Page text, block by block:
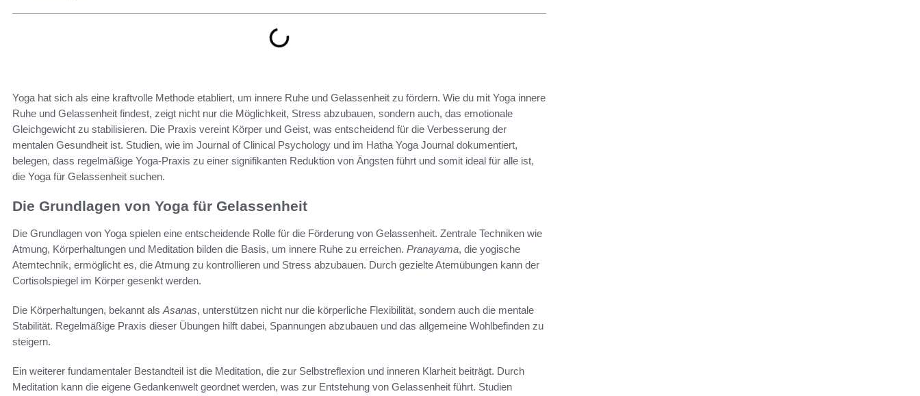
Yoga hat sich als eine kraftvolle Methode etabliert, um innere Ruhe und Gelassenheit zu fördern. Wie du mit Yoga innere
Ruhe und Gelassenheit findest, zeigt nicht nur die Möglichkeit, Stress abzubauen, sondern auch, das emotionale
Gleichgewicht zu stabilisieren. Die Praxis vereint Körper und Geist, was entscheidend für die Verbesserung der
mentalen Gesundheit ist. Studien, wie im Journal of Clinical Psychology und im Hatha Yoga Journal dokumentiert,
belegen, dass regelmäßige Yoga-Praxis zu einer signifikanten Reduktion von Ängsten führt und somit ideal für alle ist,
die Yoga für Gelassenheit suchen.
Die Grundlagen von Yoga für Gelassenheit
Die Grundlagen von Yoga spielen eine entscheidende Rolle für die Förderung von Gelassenheit. Zentrale Techniken wie
Atmung, Körperhaltungen und Meditation bilden die Basis, um innere Ruhe zu erreichen. Pranayama, die yogische
Atemtechnik, ermöglicht es, die Atmung zu kontrollieren und Stress abzubauen. Durch gezielte Atemübungen kann der
Cortisolspiegel im Körper gesenkt werden.
Die Körperhaltungen, bekannt alsAsanas, unterstützen nicht nur die körperliche Flexibilität, sondern auch die mentale
Stabilität. Regelmäßige Praxis dieser Übungen hilft dabei, Spannungen abzubauen und das allgemeine Wohlbefinden zu
steigern.
Ein weiterer fundamentaler Bestandteil ist die Meditation, die zur Selbstreflexion und inneren Klarheit beiträgt. Durch
Meditation kann die eigene Gedankenwelt geordnet werden, was zur Entstehung von Gelassenheit führt. Studien